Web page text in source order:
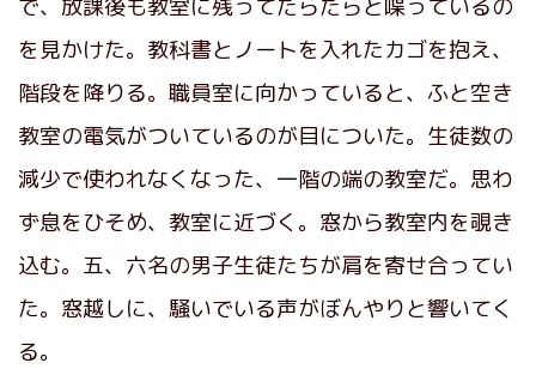
で、放課後も教室に残ってだらだらと喋っているの
を見かけた。教科書とノートを入れたカゴを抱え、
階段を降りる。職員室に向かっていると、ふと空き
教室の電気がついているのが目についた。生徒数の
減少で使われなくなった、一階の端の教室だ。思わ
ず息をひそめ、教室に近づく。窓から教室内を覗き
込む。五、六名の男子生徒たちが肩を寄せ合ってい
た。窓越しに、騒いでいる声がぼんやりと響いてく
る。